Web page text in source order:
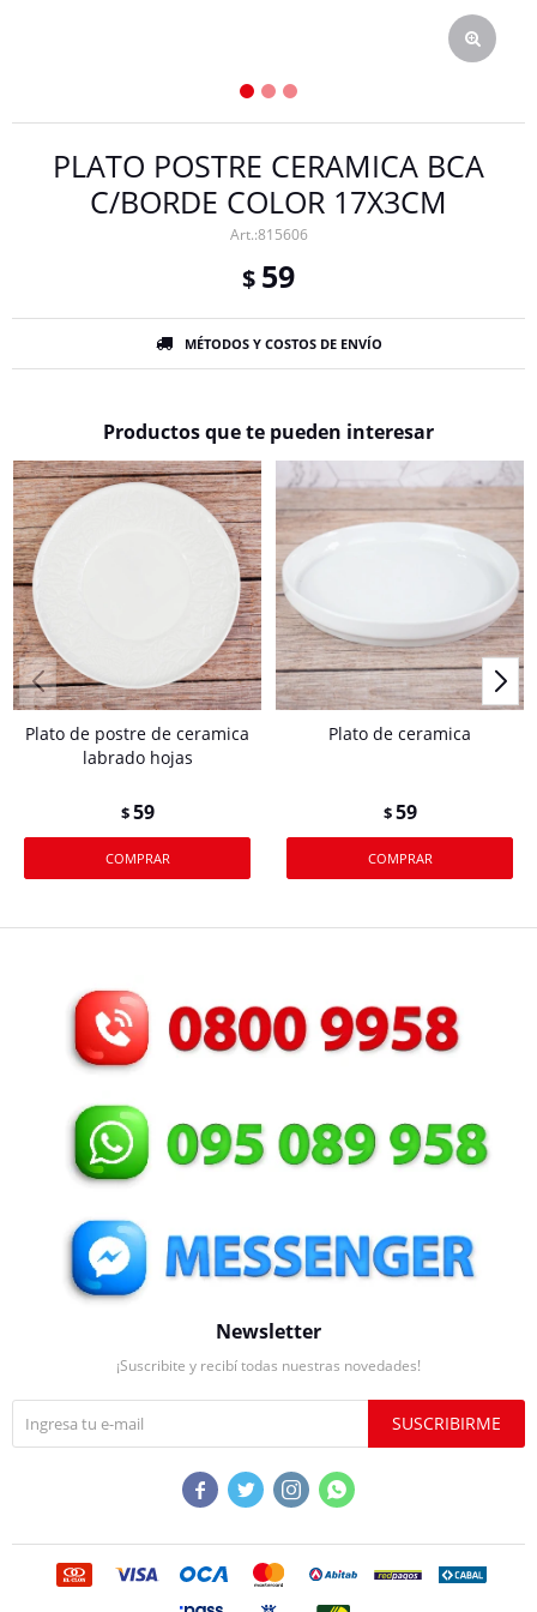
PLATO POSTRE CERAMICA BCA
C/BORDE COLOR 17X3CM
815606
$ 59
MÉTODOS Y COSTOS DE ENVÍO
Productos que te pueden interesar
Plato de postre de ceramica
labrado hojas
$59
Plato de ceramica
$59
Newsletter
¡Suscribite y recibí todas nuestras novedades!
SUSCRIBIRME
   